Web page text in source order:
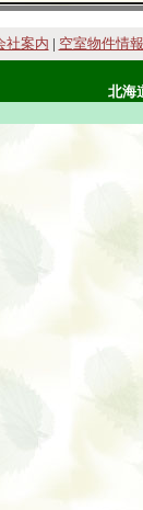
社案内 | 空室物件情報
北海